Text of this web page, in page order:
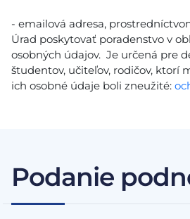
- emailová adresa,
Úrad poskytovať poradenstvo v
osobných údajov. Je určená pre
študentov, učiteľov, rodičov, ktorí
ich osobné údaje boli zneužité:
Podanie